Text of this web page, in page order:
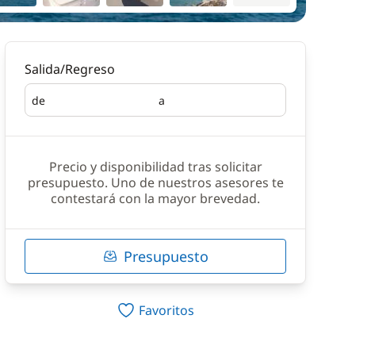
Salida/Regreso
de
Salida a
Regreso
Precio y disponibilidad tras solicitar
presupuesto. Uno de nuestros asesores te
contestará con la mayor brevedad.
Presupuesto
Favoritos